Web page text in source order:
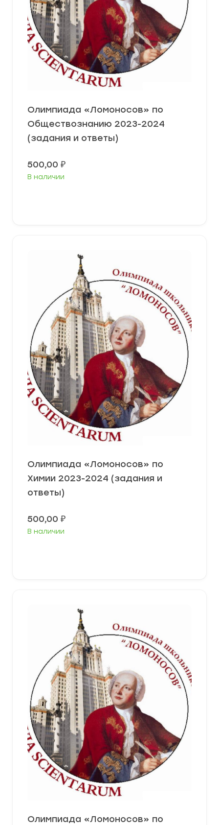
Олимпиада «Ломоносов» по
Обществознанию 2023-2024
(задания и ответы)
500,00 ₽
В наличии
Олимпиада «Ломоносов» по
Химии 2023-2024 (задания и
ответы)
500,00 ₽
В наличии
Олимпиада «Ломоносов» по